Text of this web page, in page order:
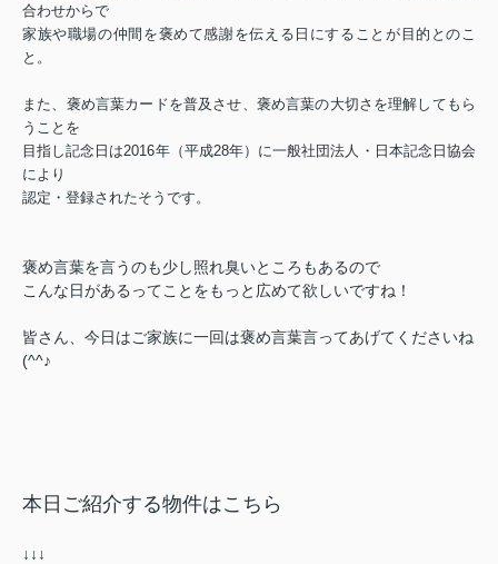
合わせからで
家族や職場の仲間を褒めて感謝を伝える日にすることが目的とのこ
と。
また、褒め言葉カードを普及させ、褒め言葉の大切さを理解してもら
うことを
目指し記念日は2016年（平成28年）に一般社団法人・日本記念日協会
により
認定・登録されたそうです。
褒め言葉を言うのも少し照れ臭いところもあるので
こんな日があるってことをもっと広めて欲しいですね！
皆さん、今日はご家族に一回は褒め言葉言ってあげてくださいね
(^^♪
本日ご紹介する物件はこちら
↓↓↓